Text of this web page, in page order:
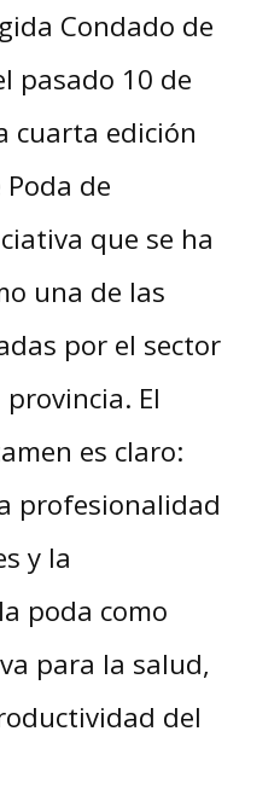
Condado de
pasado 10 de
cuarta edición
de
que se ha
una de las
por el sector
El
es claro:
profesionalidad
y la
poda como
para la salud,
del